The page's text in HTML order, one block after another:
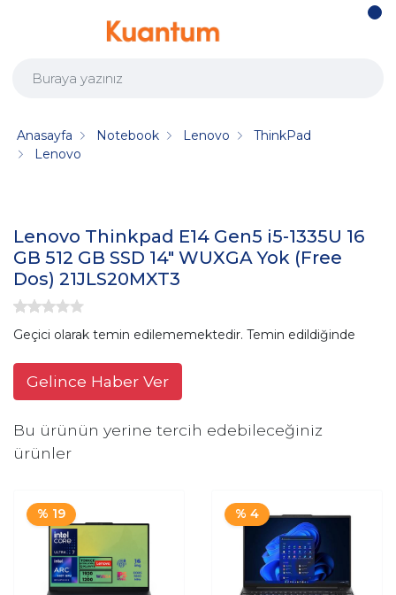
Anasayfa Notebook Lenovo
ThinkPad
Lenovo
Lenovo Thinkpad E14 Gen5 i5-1335U 16
GB 512 GB SSD 14" WUXGA Yok (Free
Dos) 21JLS20MXT3
Geçici olarak temin edilememektedir. Temin edildiğinde
Gelince Haber Ver
Bu ürünün yerine tercih edebileceğiniz
ürünler
% 19 % 4